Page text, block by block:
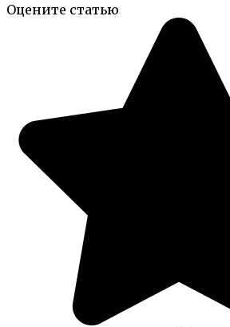
Оцените статью